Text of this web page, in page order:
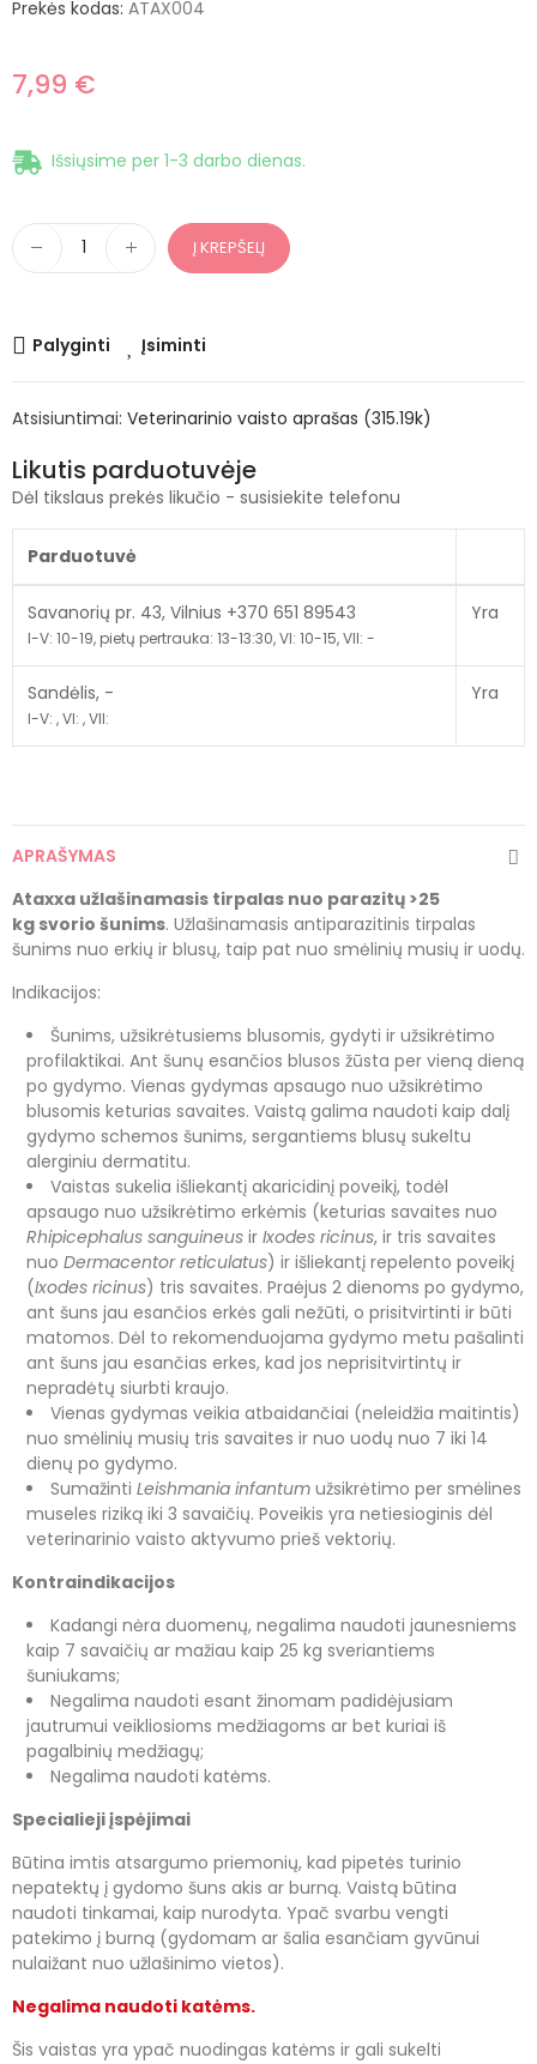
Prekės kodas: ATAX004
7,99 €
Išsiųsime per 1-3 darbo dienas.
Į KREPŠELĮ
Palyginti Įsiminti
Atsisiuntimai: Veterinarinio vaisto aprašas (315.19k)
Likutis parduotuvėje
Dėl tikslaus prekės likučio - susisiekite telefonu
Parduotuvė
Savanorių pr. 43, Vilnius +370 651 89543
I-V: 10-19, pietų pertrauka: 13-13:30, VI: 10-15, VII: -
Yra
Sandėlis, -
I-V: , VI: , VII:
Yra
APRAŠYMAS
Ataxxa užlašinamasis tirpalas nuo parazitų >25
kg svorio šunims. Užlašinamasis antiparazitinis tirpalas
šunims nuo erkių ir blusų, taip pat nuo smėlinių musių ir uodų.
Indikacijos:
Šunims, užsikrėtusiems blusomis, gydyti ir užsikrėtimo
profilaktikai. Ant šunų esančios blusos žūsta per vieną dieną
po gydymo. Vienas gydymas apsaugo nuo užsikrėtimo
blusomis keturias savaites. Vaistą galima naudoti kaip dalį
gydymo schemos šunims, sergantiems blusų sukeltu
alerginiu dermatitu.
Vaistas sukelia išliekantį akaricidinį poveikį, todėl
apsaugo nuo užsikrėtimo erkėmis (keturias savaites nuo
Rhipicephalus sanguineus ir Ixodes ricinus, ir tris savaites
nuo Dermacentor reticulatus) ir išliekantį repelento poveikį
(Ixodes ricinus) tris savaites. Praėjus 2 dienoms po gydymo,
ant šuns jau esančios erkės gali nežūti, o prisitvirtinti ir būti
matomos. Dėl to rekomenduojama gydymo metu pašalinti
ant šuns jau esančias erkes, kad jos neprisitvirtintų ir
nepradėtų siurbti kraujo.
Vienas gydymas veikia atbaidančiai (neleidžia maitintis)
nuo smėlinių musių tris savaites ir nuo uodų nuo 7 iki 14
dienų po gydymo.
Sumažinti Leishmania infantum užsikrėtimo per smėlines
museles riziką iki 3 savaičių. Poveikis yra netiesioginis dėl
veterinarinio vaisto aktyvumo prieš vektorių.
Kontraindikacijos
Kadangi nėra duomenų, negalima naudoti jaunesniems
kaip 7 savaičių ar mažiau kaip 25 kg sveriantiems
šuniukams;
Negalima naudoti esant žinomam padidėjusiam
jautrumui veikliosioms medžiagoms ar bet kuriai iš
pagalbinių medžiagų;
Negalima naudoti katėms.
Specialieji įspėjimai
Būtina imtis atsargumo priemonių, kad pipetės turinio
nepatektų į gydomo šuns akis ar burną. Vaistą būtina
naudoti tinkamai, kaip nurodyta. Ypač svarbu vengti
patekimo į burną (gydomam ar šalia esančiam gyvūnui
nulaižant nuo užlašinimo vietos).
Negalima naudoti katėms.
Šis vaistas yra ypač nuodingas katėms ir gali sukelti